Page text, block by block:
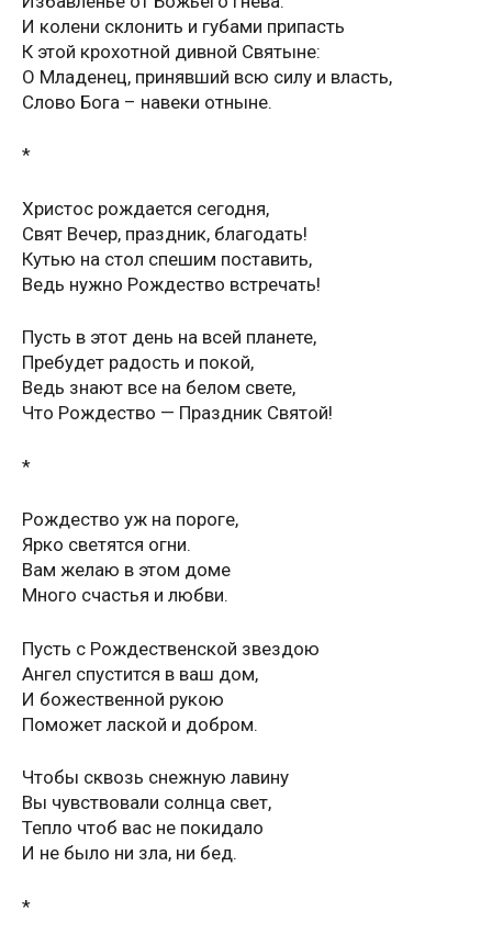
И колени склонить и губами припасть
К этой крохотной дивной Святыне:
О Младенец, принявший всю силу и власть,
Слово Бога – навеки отныне.
*
Христос рождается сегодня,
Свят Вечер, праздник, благодать!
Кутью на стол спешим поставить,
Ведь нужно Рождество встречать!
Пусть в этот день на всей планете,
Пребудет радость и покой,
Ведь знают все на белом свете,
Что Рождество — Праздник Святой!
*
Рождество уж на пороге,
Ярко светятся огни.
Вам желаю в этом доме
Много счастья и любви.
Пусть с Рождественской звездою
Ангел спустится в ваш дом,
И божественной рукою
Поможет лаской и добром.
Чтобы сквозь снежную лавину
Вы чувствовали солнца свет,
Тепло чтоб вас не покидало
И не было ни зла, ни бед.
*